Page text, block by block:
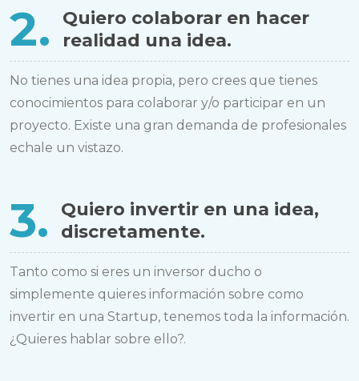
2.
Quiero colaborar en hacer
realidad una idea.
No tienes una idea propia, pero crees que tienes
conocimientos para colaborar y/o participar en un
proyecto. Existe una gran demanda de profesionales
echale un vistazo.
3.
Quiero invertir en una idea,
discretamente.
Tanto como si eres un inversor ducho o
simplemente quieres información sobre como
invertir en una Startup, tenemos toda la información.
¿Quieres hablar sobre ello?.